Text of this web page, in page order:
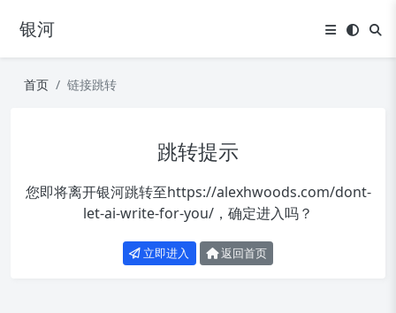
银河
首页 链接跳转
跳转提示
您即将离开银河跳转至https://alexhwoods.com/dont-
let-ai-write-for-you/ ，确定进入吗？
立即进入 返回首页